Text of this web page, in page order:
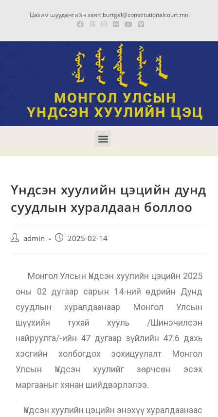
Цахим шуудангийн хаяг: burtgel@constitutionalcourt.mn
Үндсэн хуулийн цэцийн дунд
суудлын хуралдаан боллоо
admin 2025-02-14
Монгол Улсын Үндсэн хуулийн цэцийн 2025
оны 02 дугаар сарын 14-ний өдрийн Дунд
суудлын хуралдаанаар Монгол Улсын
шүүхийн тухай хууль /Шинэчилсэн
найруулга/-ийн 47 дугаар зүйлийн 47.6 дахь
хэсгийн холбогдох зохицуулалт Монгол
Улсын Үндсэн хуулийг зөрчсөн эсэх
маргааныг хянан шийдвэрлэлээ.
Үндсэн хуулийн цэцийн энэхүү хуралдаанаас